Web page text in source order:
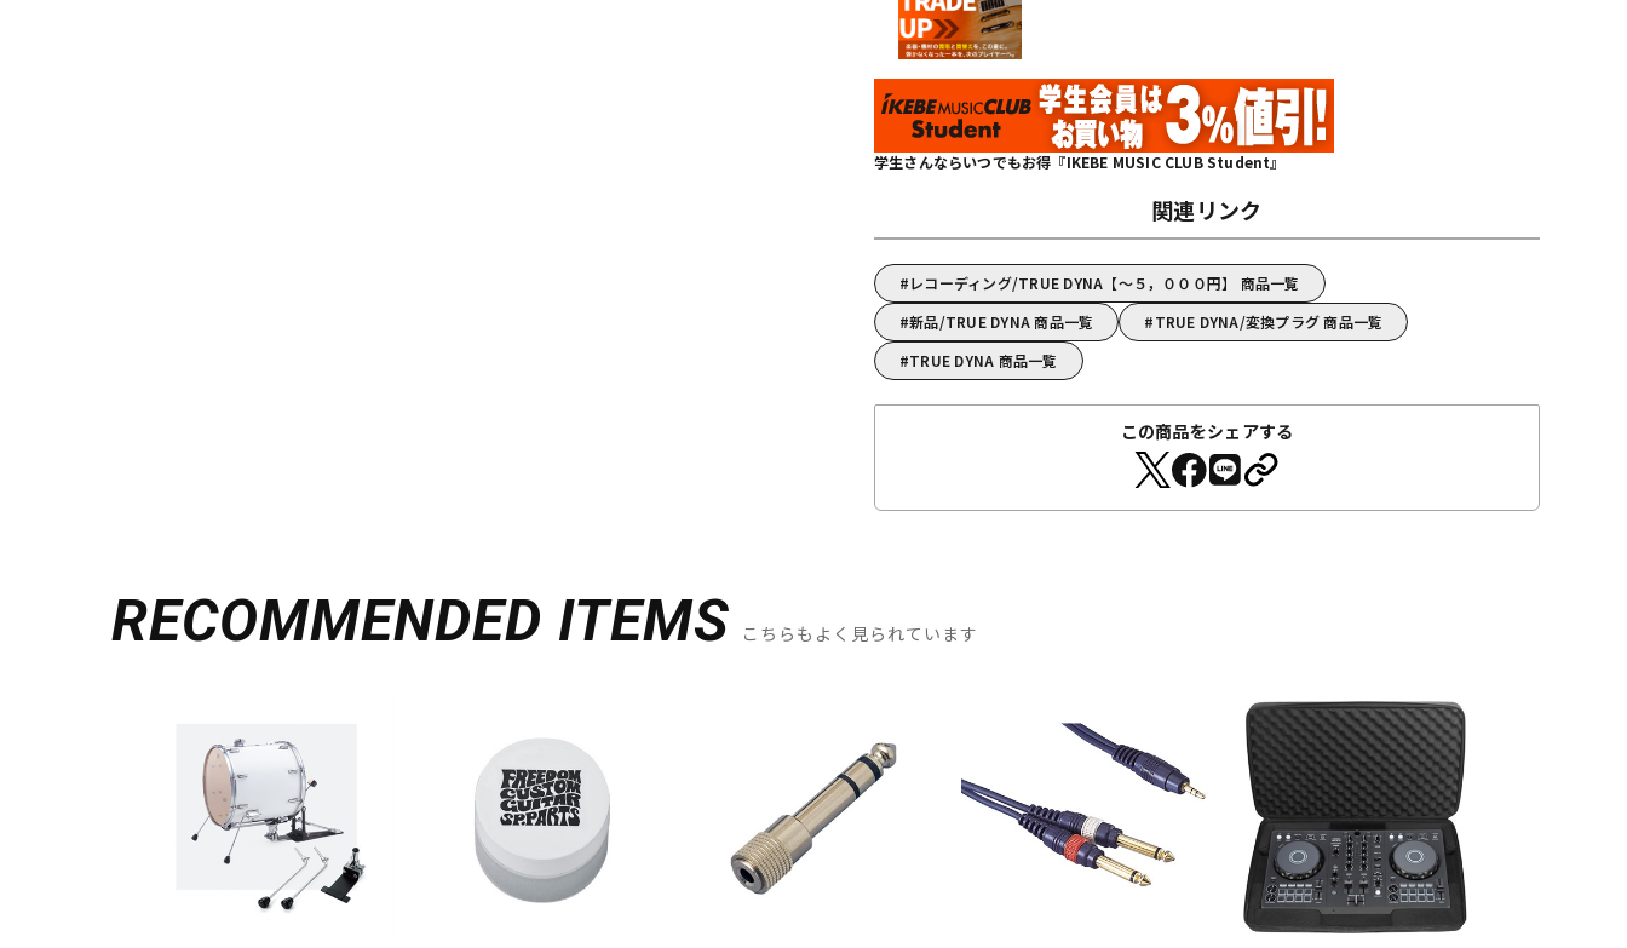
学生さんならいつでもお得『IKEBE MUSIC CLUB Student』
関連リンク
レコーディング/TRUE DYNA【～５，０００円】 商品一覧
新品/TRUE DYNA 商品一覧
TRUE DYNA/変換プラグ 商品一覧
TRUE DYNA 商品一覧
この商品をシェアする
RECOMMENDED ITEMS こちらもよく見られています